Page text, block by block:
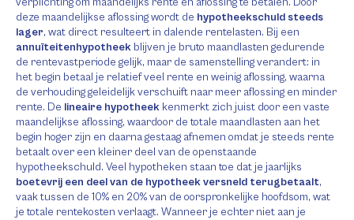
deze maandelijkse aflossing wordt de hypotheekschuld steeds
lager, wat direct resulteert in dalende rentelasten. Bij een
annuïteitenhypotheek blijven je bruto maandlasten gedurende
de rentevastperiode gelijk, maar de samenstelling verandert: in
het begin betaal je relatief veel rente en weinig aflossing, waarna
de verhouding geleidelijk verschuift naar meer aflossing en minder
rente. De lineaire hypotheek kenmerkt zich juist door een vaste
maandelijkse aflossing, waardoor de totale maandlasten aan het
begin hoger zijn en daarna gestaag afnemen omdat je steeds rente
betaalt over een kleiner deel van de openstaande
hypotheekschuld. Veel hypotheken staan toe dat je jaarlijks
boetevrij een deel van de hypotheek versneld terugbetaalt,
vaak tussen de 10% en 20% van de oorspronkelijke hoofdsom, wat
je totale rentekosten verlaagt. Wanneer je echter niet aan je